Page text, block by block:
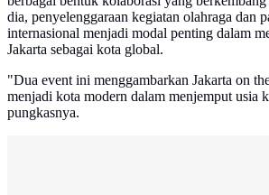
dia, penyelenggaraan kegiatan olahraga dan
internasional menjadi modal penting dalam
Jakarta sebagai kota global.
"Dua event ini menggambarkan Jakarta on
menjadi kota modern dalam menjemput usia
pungkasnya.